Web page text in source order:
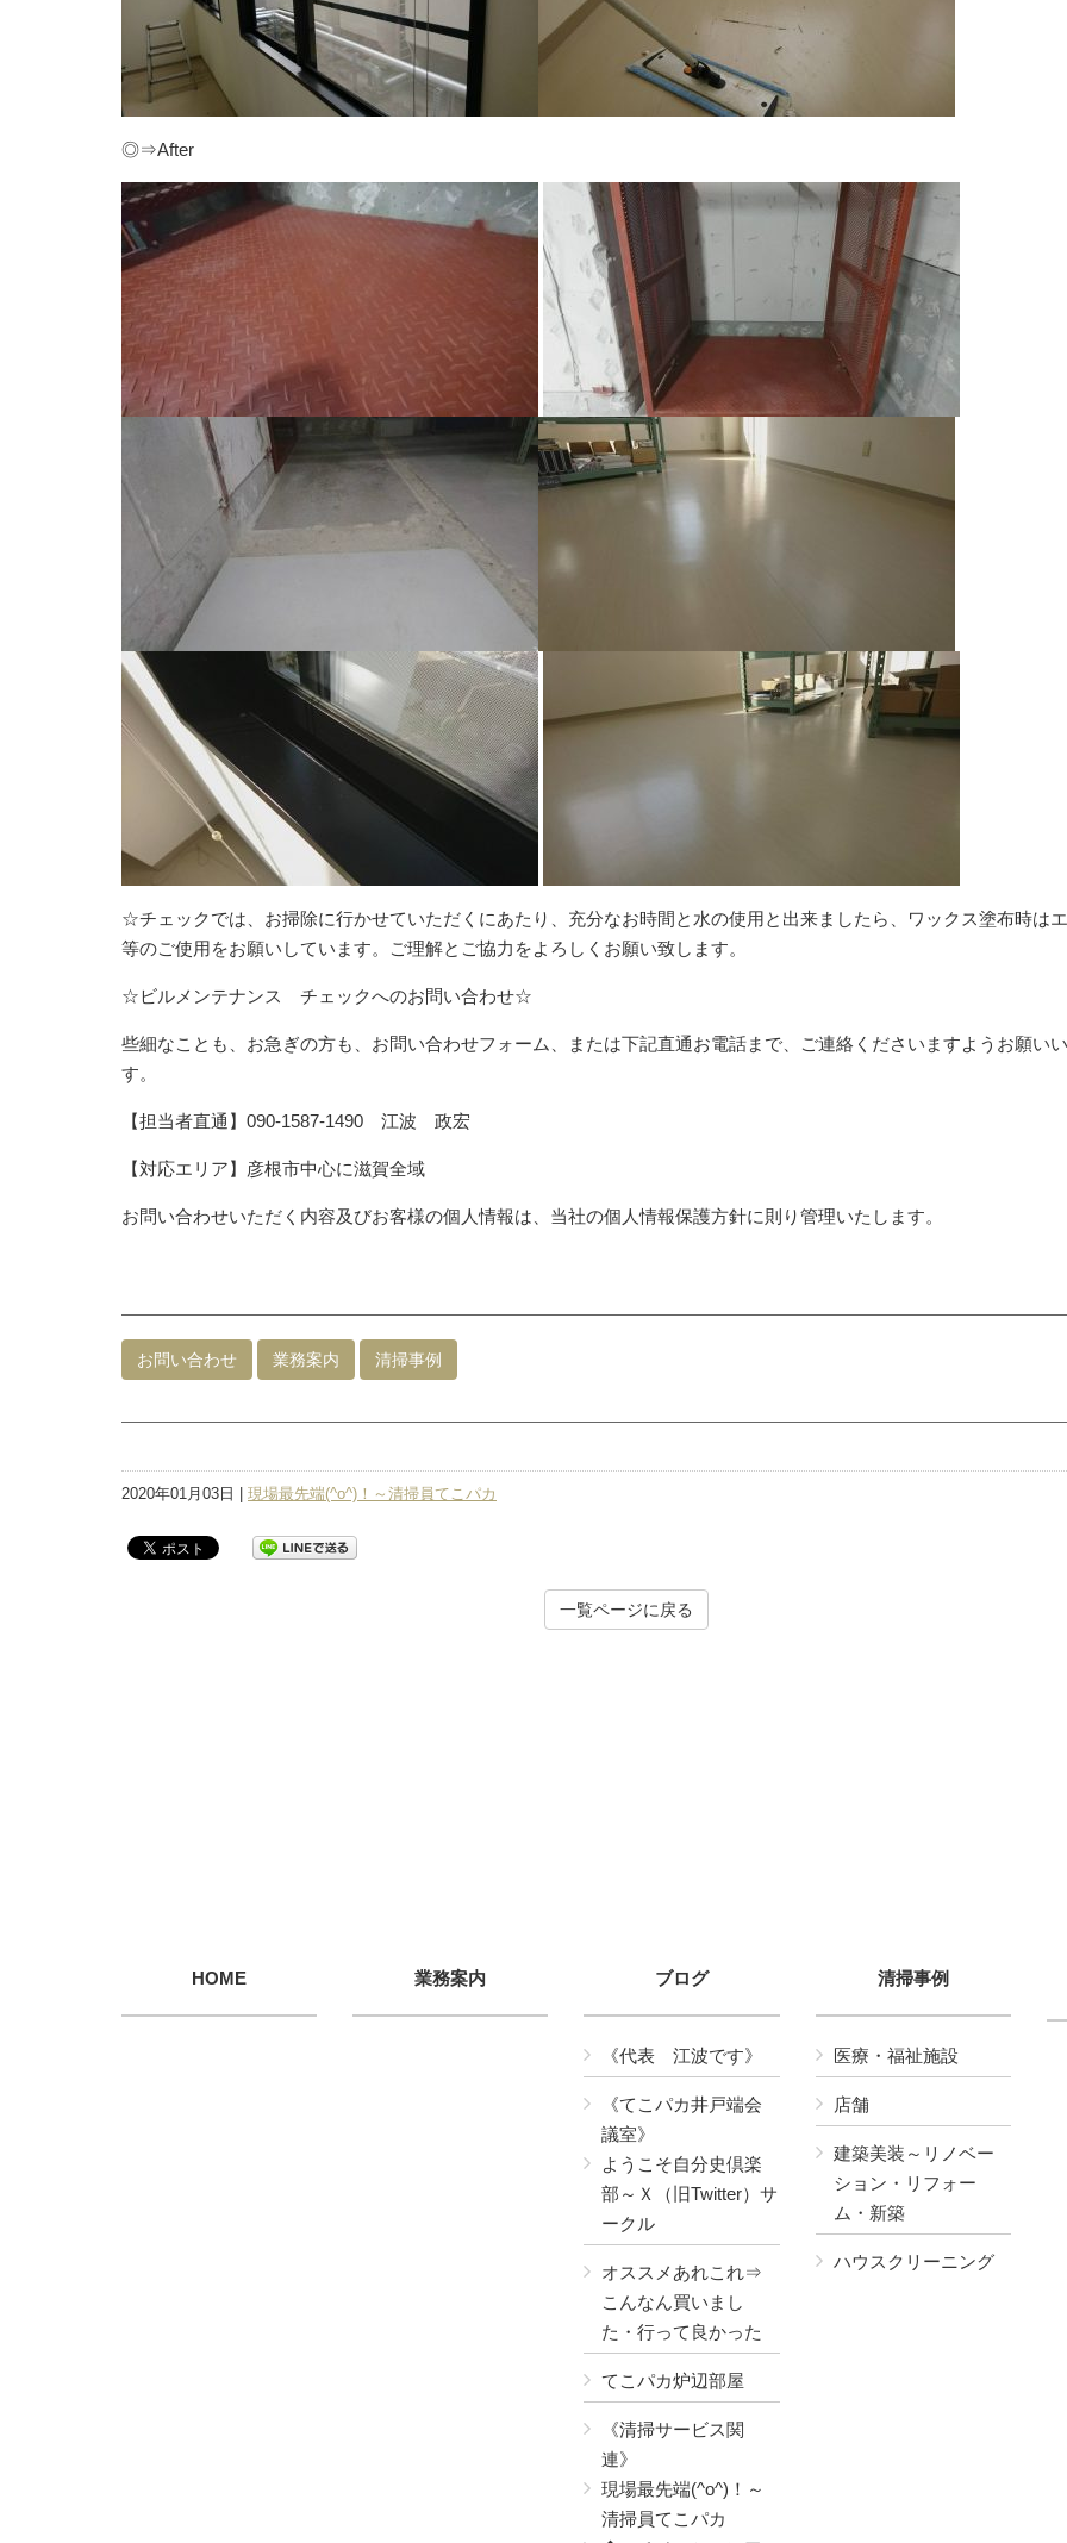
◎⇒After
☆チェックでは、お掃除に行かせていただくにあたり、充分なお時間と水の使用と出来ましたら、ワックス塗布時は
等のご使用をお願いしています。ご理解とご協力をよろしくお願い致します。
☆ビルメンテナンス チェックへのお問い合わせ☆
些細なことも、お急ぎの方も、お問い合わせフォーム、または下記直通お電話まで、ご連絡くださいますようお願い
す。
【担当者直通】090-1587-1490 江波 政宏
【対応エリア】彦根市中心に滋賀全域
お問い合わせいただく内容及びお客様の個人情報は、当社の個人情報保護方針に則り管理いたします。
お問い合わせ 業務案内 清掃事例
2020年01月03日 | 現場最先端(^o^)！～清掃員てこパカ
一覧ページに戻る
HOME 業務案内 ブログ
《代表 江波です》
《てこパカ井戸端会
議室》
ようこそ自分史倶楽
部～Ｘ（旧Twitter）サ
ークル
オススメあれこれ⇒
こんなん買いまし
た・行って良かった
てこパカ炉辺部屋
《清掃サービス関
連》
現場最先端(^o^)！～
清掃員てこパカ
清掃事例
医療・福祉施設
店舗
建築美装～リノベー
ション・リフォー
ム・新築
ハウスクリーニング